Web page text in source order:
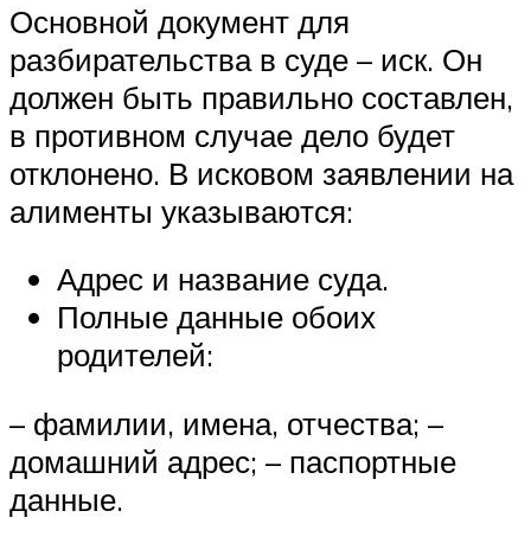
Основной документ для
разбирательства в суде – иск. Он
должен быть правильно составлен,
в противном случае дело будет
отклонено. В исковом заявлении на
алименты указываются:
Адрес и название суда.
Полные данные обоих
родителей:
– фамилии, имена, отчества; –
домашний адрес; – паспортные
данные.